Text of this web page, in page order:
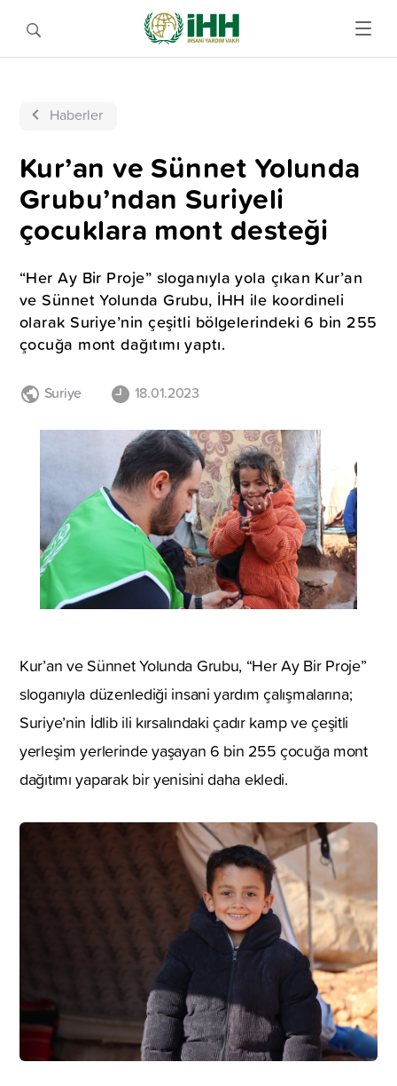
Haberler
Kur’an ve Sünnet Yolunda
Grubu’ndan Suriyeli
çocuklara mont desteği
“Her Ay Bir Proje” sloganıyla yola çıkan Kur’an
ve Sünnet Yolunda Grubu, İHH ile koordineli
olarak Suriye’nin çeşitli bölgelerindeki 6 bin 255
çocuğa mont dağıtımı yaptı.
Suriye 18.01.2023
Kur’an ve Sünnet Yolunda Grubu, “Her Ay Bir Proje”
sloganıyla düzenlediği insani yardım çalışmalarına;
Suriye’nin İdlib ili kırsalındaki çadır kamp ve çeşitli
yerleşim yerlerinde yaşayan 6 bin 255 çocuğa mont
dağıtımı yaparak bir yenisini daha ekledi.